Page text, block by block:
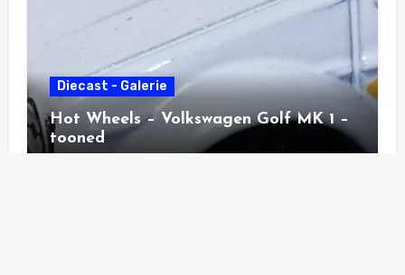
Diecast - Galerie
Hot Wheels – Volkswagen Golf MK 1 –
tooned